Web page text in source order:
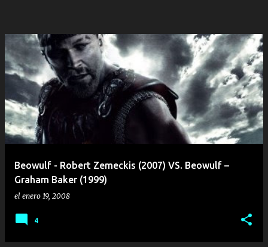
Beowulf - Robert Zemeckis (2007) VS. Beowulf –
Graham Baker (1999)
el enero 19, 2008
4